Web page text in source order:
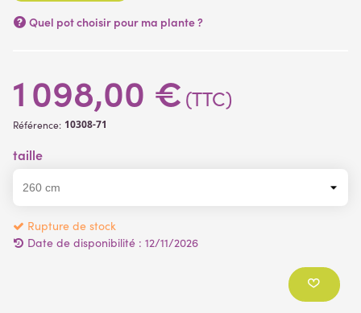
Quel pot choisir pour ma plante ?
1 098,00 € (TTC)
Référence: 10308-71
taille
Rupture de stock
Date de disponibilité : 12/11/2026